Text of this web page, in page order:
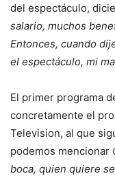
del espectáculo,
salario, muchos
Entonces, cuando
el espectáculo, mi
El primer programa
concretamente el
Television, al que
podemos mencionar
boca, quien quiere